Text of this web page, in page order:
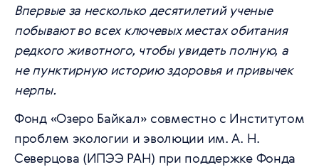
Впервые за несколько десятилетий ученые
побывают во всех ключевых местах обитания
редкого животного, чтобы увидеть полную, а
не пунктирную историю здоровья и привычек
нерпы.
Фонд «Озеро Байкал» совместно с Институтом
проблем экологии и эволюции им. А. Н.
Северцова (ИПЭЭ РАН) при поддержке Фонда